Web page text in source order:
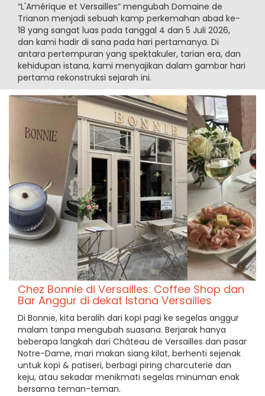
“L'Amérique et Versailles” mengubah Domaine de
Trianon menjadi sebuah kamp perkemahan abad ke-
18 yang sangat luas pada tanggal 4 dan 5 Juli 2026,
dan kami hadir di sana pada hari pertamanya. Di
antara pertempuran yang spektakuler, tarian era, dan
kehidupan istana, kami menyajikan dalam gambar hari
pertama rekonstruksi sejarah ini.
Chez Bonnie di Versailles: Coffee Shop dan
Bar Anggur di dekat Istana Versailles
Di Bonnie, kita beralih dari kopi pagi ke segelas anggur
malam tanpa mengubah suasana. Berjarak hanya
beberapa langkah dari Château de Versailles dan pasar
Notre-Dame, mari makan siang kilat, berhenti sejenak
untuk kopi & patiseri, berbagi piring charcuterie dan
keju, atau sekadar menikmati segelas minuman enak
bersama teman-teman.